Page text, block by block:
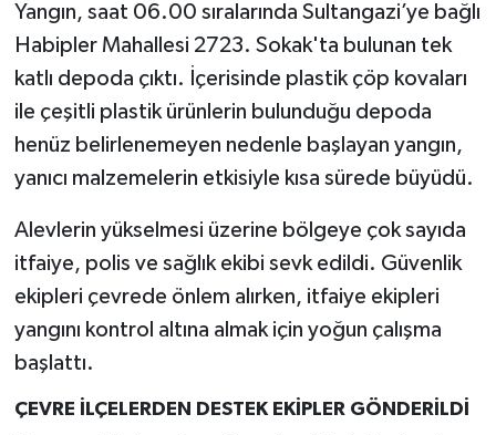
Yangın, saat 06.00 sıralarında Sultangazi’ye bağlı
Habipler Mahallesi 2723. Sokak'ta bulunan tek
katlı depoda çıktı. İçerisinde plastik çöp kovaları
ile çeşitli plastik ürünlerin bulunduğu depoda
henüz belirlenemeyen nedenle başlayan yangın,
yanıcı malzemelerin etkisiyle kısa sürede büyüdü.
Alevlerin yükselmesi üzerine bölgeye çok sayıda
itfaiye, polis ve sağlık ekibi sevk edildi. Güvenlik
ekipleri çevrede önlem alırken, itfaiye ekipleri
yangını kontrol altına almak için yoğun çalışma
başlattı.
ÇEVRE İLÇELERDEN DESTEK EKİPLER GÖNDERİLDİ